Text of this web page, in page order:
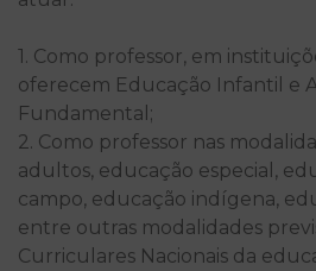
1. Como professor, em
oferecem Educação Infantil e
Fundamental;
2. Como professor nas
adultos, educação especial,
campo, educação indígena,
entre outras modalidades
Curriculares Nacionais da